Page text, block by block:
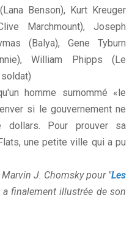
Benson), Kurt Kreuger
Marchmount), Joseph
(Balya), Gene Tyburn
William Phipps (Le
soldat)
homme surnommé «le
si le gouvernement ne
Pour prouver sa
une petite ville qui a pu
J. Chomsky pour "Les
a finalement illustrée de son